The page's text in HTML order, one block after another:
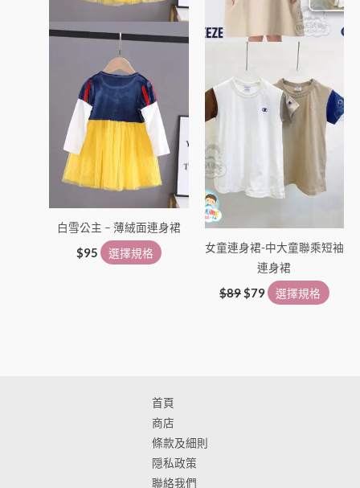
白雪公主 – 薄絨面連身裙
$95 選擇規格
可
在
產
選
擇
項
女童連身裙-中大童聯乘短袖
連身裙
$89$79 選擇規格
可
在
頁
面
選
首頁
商店
條款及細則
隠私政策
聯絡我們